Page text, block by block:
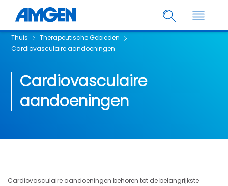
Thuis
Therapeutische Gebieden
Cardiovasculaire aandoeningen
Cardiovasculaire
aandoeningen
Cardiovasculaire aandoeningen behoren tot de belangrijkste